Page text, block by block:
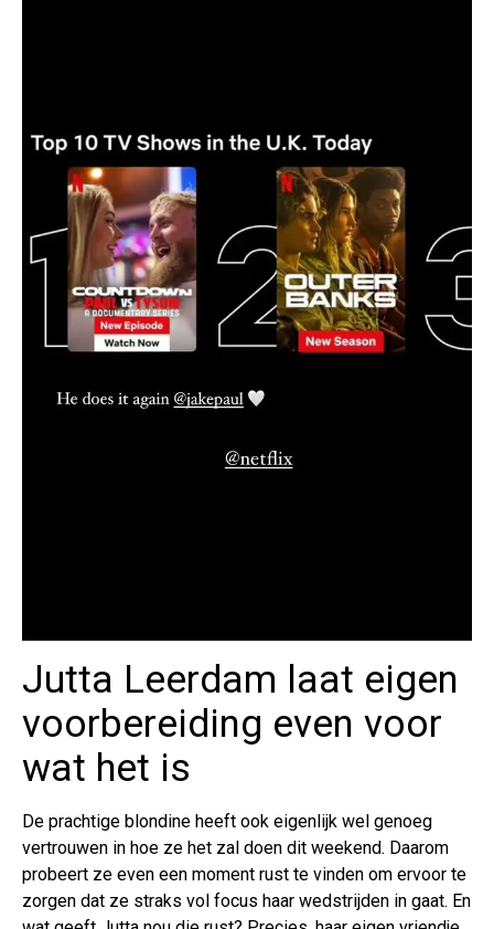
Jutta Leerdam laat eigen
voorbereiding even voor
wat het is
De prachtige blondine heeft ook eigenlijk wel genoeg
vertrouwen in hoe ze het zal doen dit weekend. Daarom
probeert ze even een moment rust te vinden om ervoor te
zorgen dat ze straks vol focus haar wedstrijden in gaat. En